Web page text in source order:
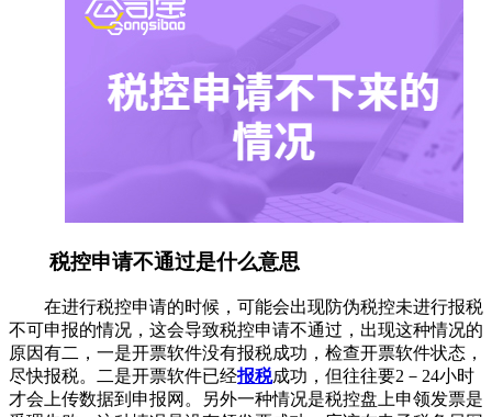
税控申请不通过是什么意思
在进行税控申请的时候，可能会出现防伪税控未进行报税
不可申报的情况，这会导致税控申请不通过，出现这种情况的
原因有二，一是开票软件没有报税成功，检查开票软件状态，
尽快报税。二是开票软件已经报税成功，但往往要2－24小时
才会上传数据到申报网。另外一种情况是税控盘上申领发票是